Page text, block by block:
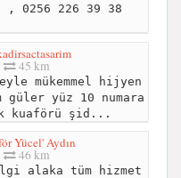
0256 226 39 38
45 km
mükemmel hijyen
güler yüz 10 numara
kuaförü şid...
Yücel' Aydın
46 km
alaka tüm hizmet